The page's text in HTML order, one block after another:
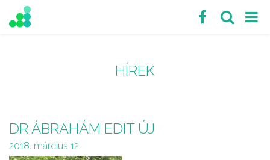
HÍREK
DR ÁBRAHÁM EDIT ÚJ
2018. március 12.